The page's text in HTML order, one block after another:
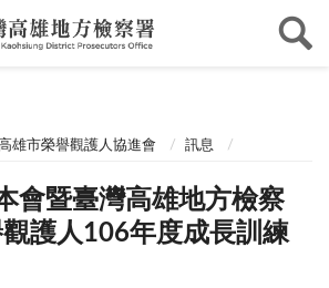
高雄市榮譽觀護人協進會 訊息
會暨臺灣高雄地方檢察
護人106年度成長訓練